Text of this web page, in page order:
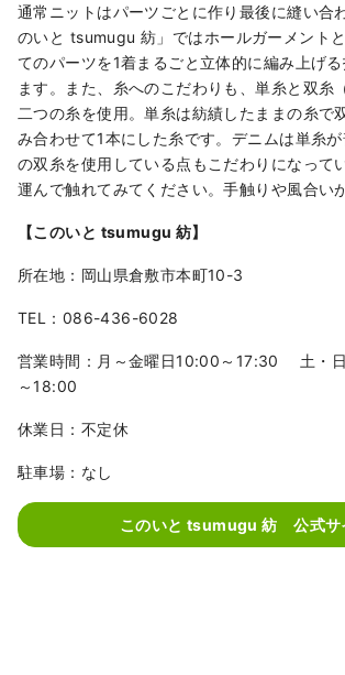
通常ニットはパーツごとに作り最後に縫い合
のいと tsumugu 紡」ではホールガーメント
てのパーツを1着まるごと立体的に編み上げ
ます。また、糸へのこだわりも、単糸と双糸
二つの糸を使用。単糸は紡績したままの糸で
み合わせて1本にした糸です。デニムは単糸
の双糸を使用している点もこだわりになって
運んで触れてみてください。手触りや風合い
【このいと tsumugu 紡】
所在地：岡山県倉敷市本町10-3
TEL：086-436-6028
営業時間：月～金曜日10:00～17:30 土・
～18:00
休業日：不定休
駐車場：なし
このいと tsumugu 紡 公式サ